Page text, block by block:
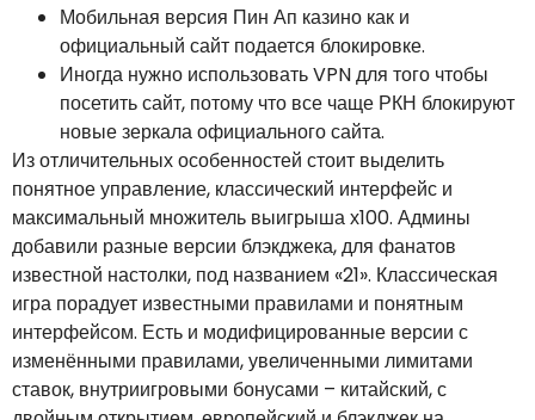
Мобильная версия Пин Ап казино как и
официальный сайт подается блокировке.
Иногда нужно использовать VPN для того чтобы
посетить сайт, потому что все чаще РКН блокируют
новые зеркала официального сайта.
Из отличительных особенностей стоит выделить
понятное управление, классический интерфейс и
максимальный множитель выигрыша х100. Админы
добавили разные версии блэкджека, для фанатов
известной настолки, под названием «21». Классическая
игра порадует известными правилами и понятным
интерфейсом. Есть и модифицированные версии с
изменёнными правилами, увеличенными лимитами
ставок, внутриигровыми бонусами – китайский, с